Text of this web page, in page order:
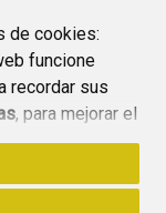
de cookies:
funcione
recordar sus
, para mejorar el